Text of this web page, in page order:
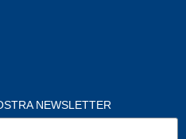
NEWSLETTER